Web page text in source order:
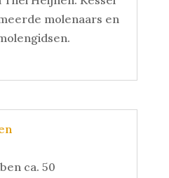
molenaars en
ca. 50